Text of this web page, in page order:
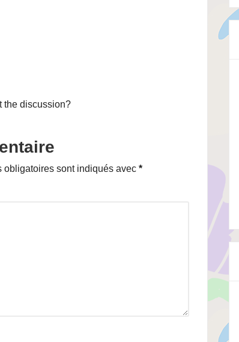
the discussion?
obligatoires sont indiqués avec *